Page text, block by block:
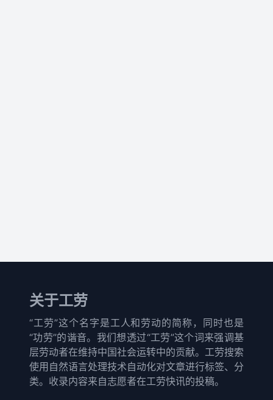
关于工劳
“工劳”这个名字是工人和劳动的简称，同时也是
“功劳”的谐音。我们想透过“工劳”这个词来强调基
层劳动者在维持中国社会运转中的贡献。工劳搜索
使用自然语言处理技术自动化对文章进行标签、分
类。收录内容来自志愿者在工劳快讯的投稿。